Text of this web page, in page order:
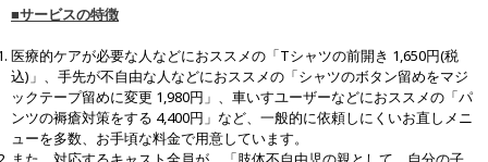
■サービスの特徴
医療的ケアが必要な人などにおススメの「Tシャツの前開き 1,650円(税
込)」、手先が不自由な人などにおススメの「シャツのボタン留めをマジ
ックテープ留めに変更 1,980円」、車いすユーザーなどにおススメの「パ
ンツの褥瘡対策をする 4,400円」など、一般的に依頼しにくいお直しメニ
ューを多数、お手頃な料金で用意しています。